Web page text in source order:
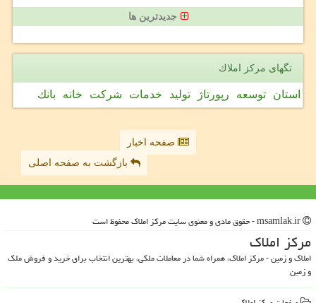
جدیدترین ها
تگهای مركز املاك
استان توسعه رپورتاژ تولید خدمات شركت خانه بانك
صفحه اخبار
بازگشت به صفحه اصلی
مركز املاك
املاک و زمین - مرکز املاک، همراه شما در معاملات ملکی، بهترین انتخاب برای خرید و فروش ملک
و زمین